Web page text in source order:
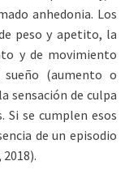
anhedonia. Los
peso y apetito, la
y de movimiento
(aumento o
sensación de culpa
se cumplen esos
de un episodio